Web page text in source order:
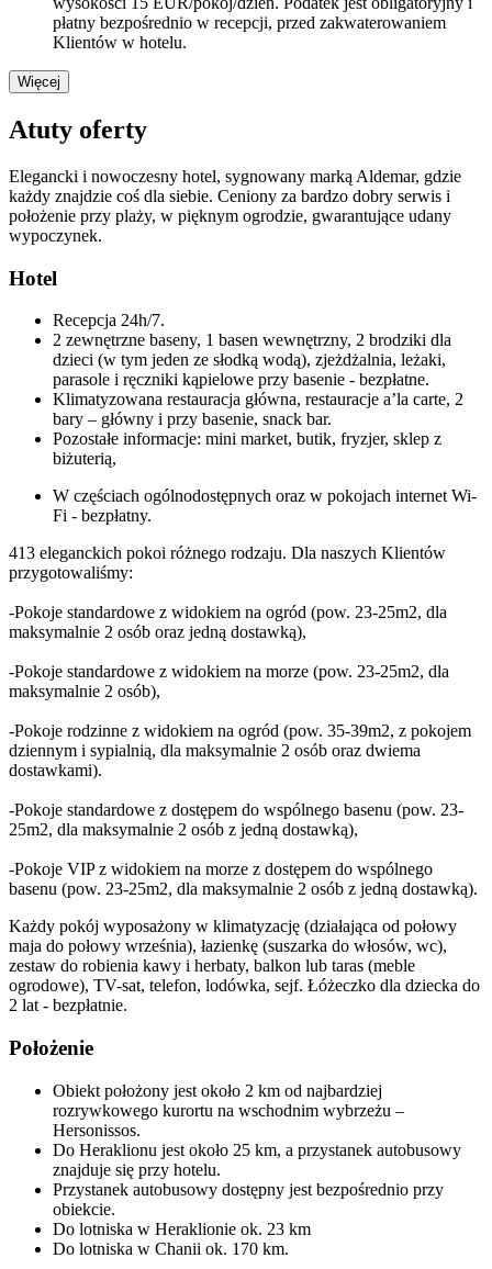
płatny bezpośrednio w recepcji, przed zakwaterowaniem
Klientów w hotelu.
Więcej
Atuty oferty
Elegancki i nowoczesny hotel, sygnowany marką Aldemar, gdzie
każdy znajdzie coś dla siebie. Ceniony za bardzo dobry serwis i
położenie przy plaży, w pięknym ogrodzie, gwarantujące udany
wypoczynek.
Hotel
Recepcja 24h/7.
2 zewnętrzne baseny, 1 basen wewnętrzny, 2 brodziki dla
dzieci (w tym jeden ze słodką wodą), zjeżdżalnia, leżaki,
parasole i ręczniki kąpielowe przy basenie - bezpłatne.
Klimatyzowana restauracja główna, restauracje a’la carte, 2
bary – główny i przy basenie, snack bar.
Pozostałe informacje: mini market, butik, fryzjer, sklep z
biżuterią,
W częściach ogólnodostępnych oraz w pokojach internet Wi-
Fi - bezpłatny.
413 eleganckich pokoi różnego rodzaju. Dla naszych Klientów
przygotowaliśmy:
-Pokoje standardowe z widokiem na ogród (pow. 23-25m2, dla
maksymalnie 2 osób oraz jedną dostawką),
-Pokoje standardowe z widokiem na morze (pow. 23-25m2, dla
maksymalnie 2 osób),
-Pokoje rodzinne z widokiem na ogród (pow. 35-39m2, z pokojem
dziennym i sypialnią, dla maksymalnie 2 osób oraz dwiema
dostawkami).
-Pokoje standardowe z dostępem do wspólnego basenu (pow. 23-
25m2, dla maksymalnie 2 osób z jedną dostawką),
-Pokoje VIP z widokiem na morze z dostępem do wspólnego
basenu (pow. 23-25m2, dla maksymalnie 2 osób z jedną dostawką).
Każdy pokój wyposażony w klimatyzację (działająca od połowy
maja do połowy września), łazienkę (suszarka do włosów, wc),
zestaw do robienia kawy i herbaty, balkon lub taras (meble
ogrodowe), TV-sat, telefon, lodówka, sejf. Łóżeczko dla dziecka do
2 lat - bezpłatnie.
Położenie
Obiekt położony jest około 2 km od najbardziej
rozrywkowego kurortu na wschodnim wybrzeżu –
Hersonissos.
Do Heraklionu jest około 25 km, a przystanek autobusowy
znajduje się przy hotelu.
Przystanek autobusowy dostępny jest bezpośrednio przy
obiekcie.
Do lotniska w Heraklionie ok. 23 km
Do lotniska w Chanii ok. 170 km.